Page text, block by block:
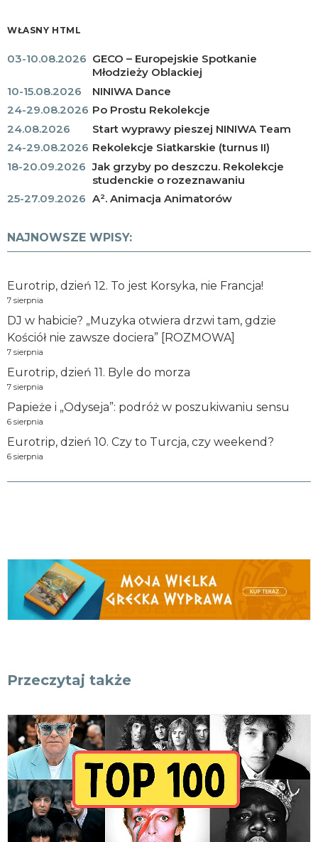
WŁASNY HTML
03-10.08.2026 GECO – Europejskie Spotkanie
Młodzieży Oblackiej
10-15.08.2026
NINIWA Dance
24-29.08.2026 Po Prostu Rekolekcje
24.08.2026
Start wyprawy pieszej NINIWA Team
24-29.08.2026 Rekolekcje Siatkarskie (turnus II)
18-20.09.2026 Jak grzyby po deszczu. Rekolekcje
studenckie o rozeznawaniu
25-27.09.2026 A². Animacja Animatorów
NAJNOWSZE WPISY:
Eurotrip, dzień 12. To jest Korsyka, nie Francja!
7 sierpnia
DJ w habicie? „Muzyka otwiera drzwi tam, gdzie
Kościół nie zawsze dociera” [ROZMOWA]
7 sierpnia
Eurotrip, dzień 11. Byle do morza
7 sierpnia
Papieże i „Odyseja”: podróż w poszukiwaniu sensu
6 sierpnia
Eurotrip, dzień 10. Czy to Turcja, czy weekend?
6 sierpnia
Przeczytaj także